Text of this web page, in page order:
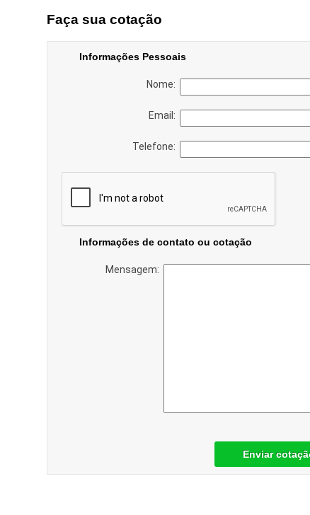
Faça sua cotação
Informações Pessoais
Nome:
Email:
Telefone:
Informações de contato ou cotação
Mensagem:
Enviar